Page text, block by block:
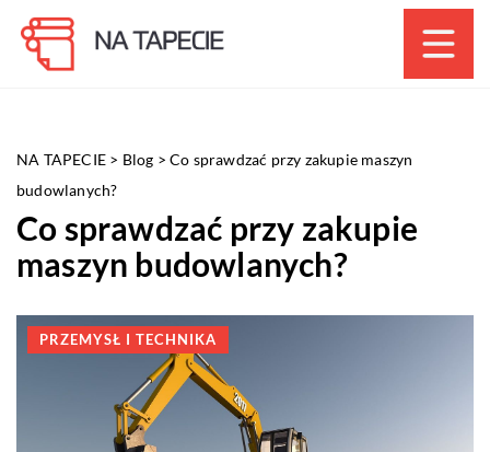
NA TAPECIE > Blog >Co sprawdzać przy zakupie maszyn
budowlanych?
Co sprawdzać przy zakupie
maszyn budowlanych?
PRZEMYSŁ I TECHNIKA